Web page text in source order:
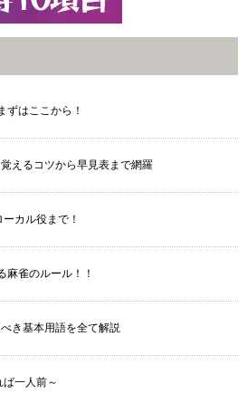
ずはここから！
えるコツから早見表まで網羅
カル役まで！
麻雀のルール！！
き基本用語を全て解説
一人前～